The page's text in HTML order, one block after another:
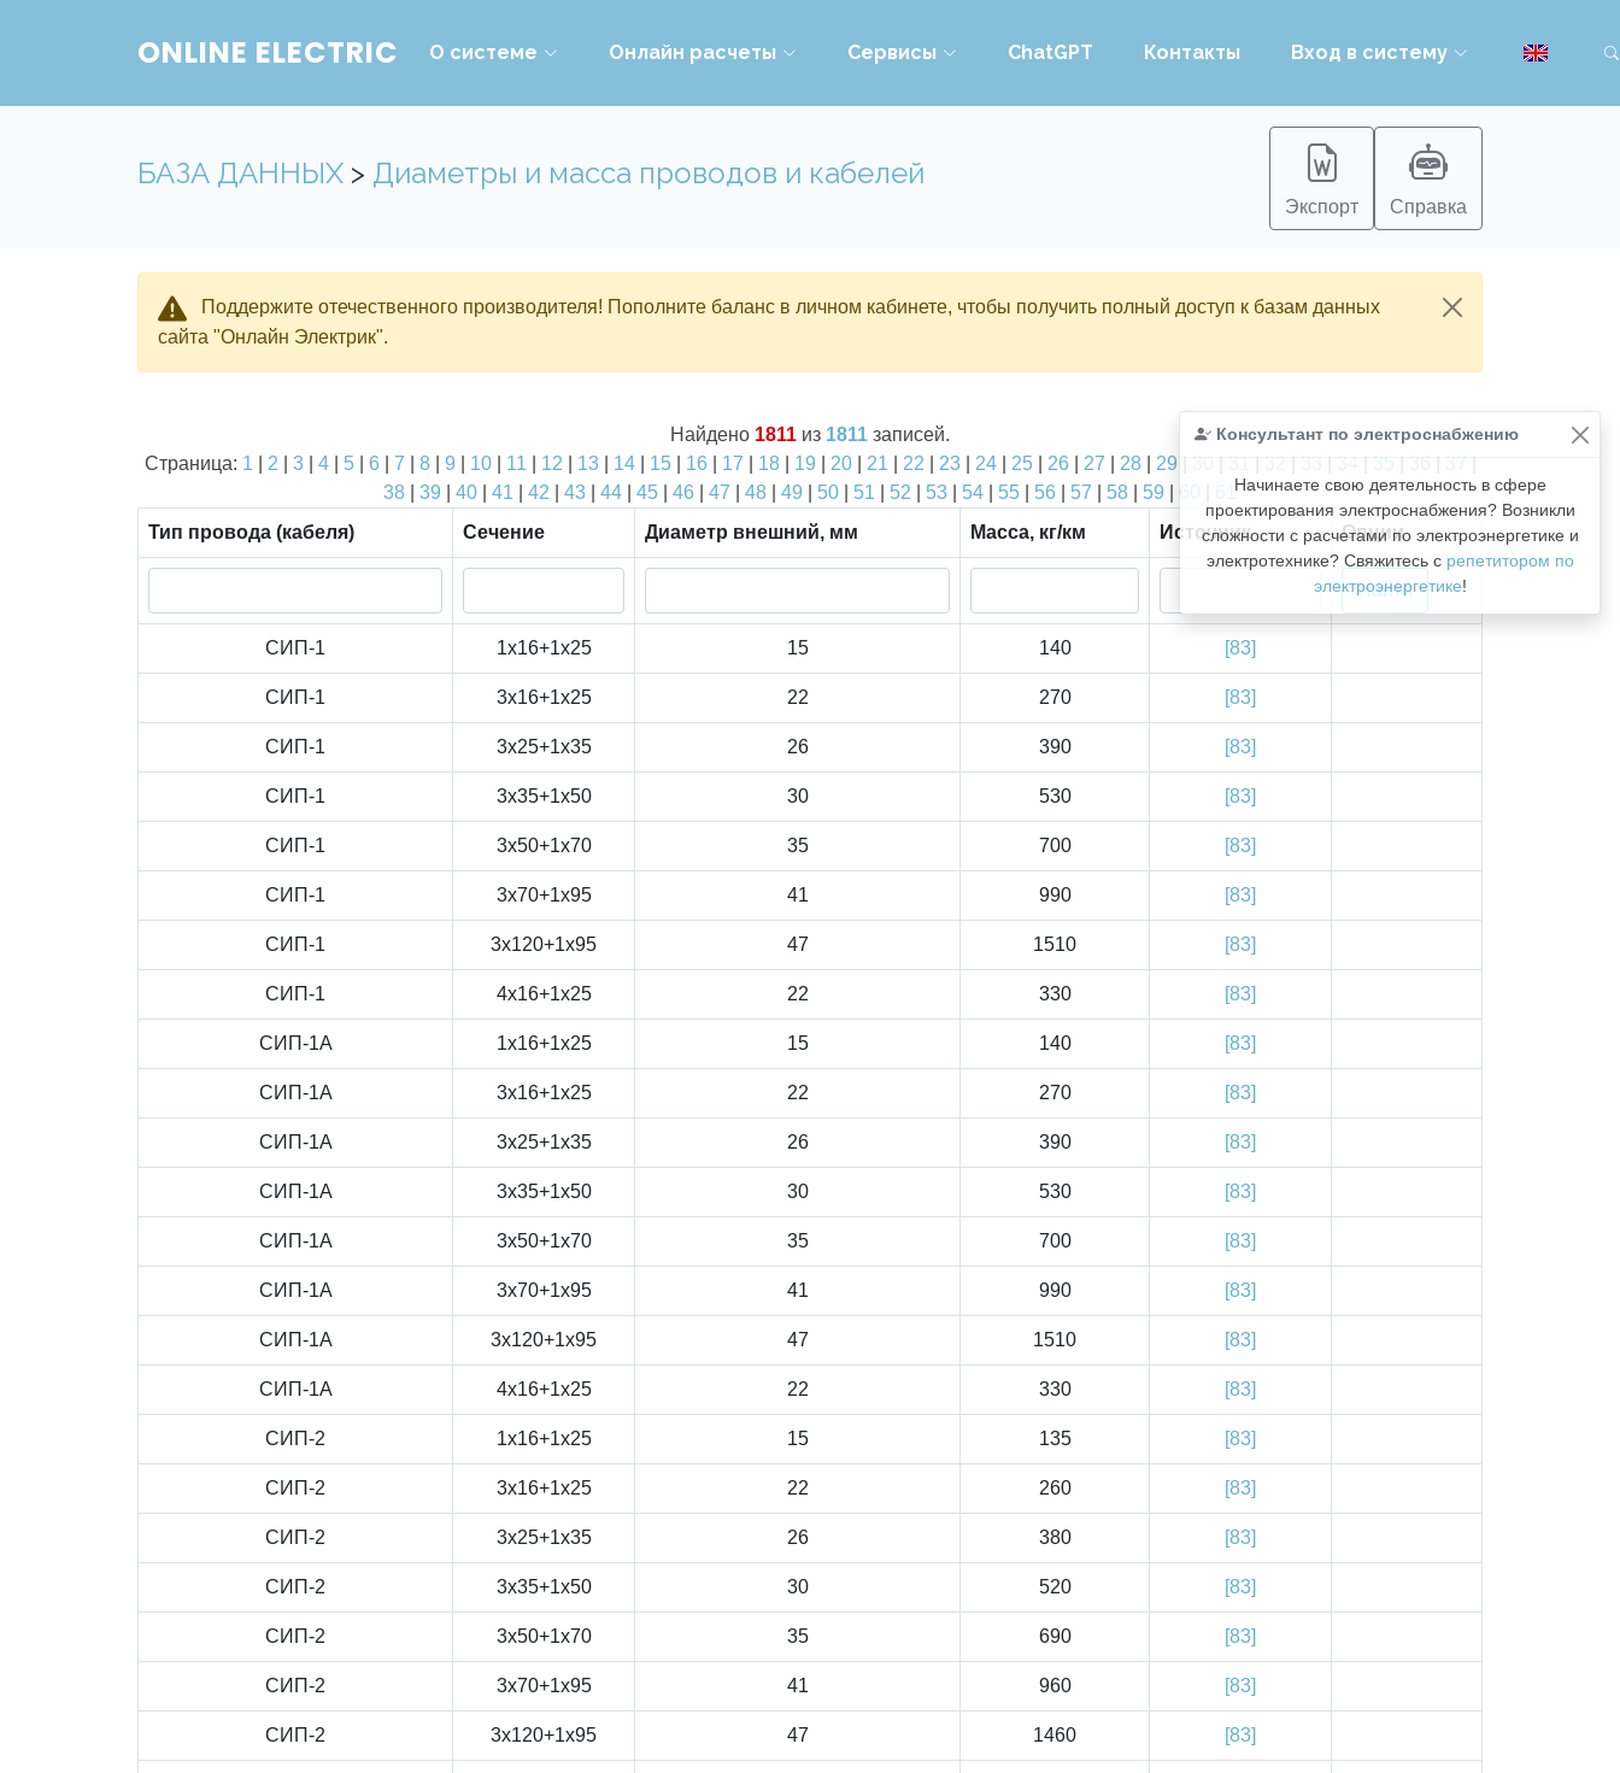
ONLINE ELECTRIC О системе Онлайн расчеты Сервисы ChatGPT Контакты Вход в систему
БАЗА ДАННЫХ > Диаметры и масса проводов и кабелей
Экспорт Справка
Поддержите отечественного производителя! Пополните баланс в личном кабинете, чтобы получить полный доступ к базам данных
сайта "Онлайн Электрик".
Консультант по электроснабжению
Начинаете свою деятельность в сфере
проектирования электроснабжения? Возникли
сложности с расчетами по электроэнергетике и
электротехнике? Свяжитесь с репетитором по
электроэнергетике!
Найдено 1811 из 1811 записей.
Страница: 1 2 3| 4| 5| 6 7 8| 9 10| 11 12 13| 14| 15| 16 17 18| 19 20| 21 22 23| 24| 25| 26 27 28| 29 | 30 | 31 | 32 | 33 | 34 | 35 | 36 | 37 |
38
39 40 41 42 43 44 45 46 47 48 49 50 51 52 53 54 55 56 57 58 59 60
61
Тип провода (кабеля)
Сечение Диаметр внешний, мм Масса, кг/км Источник Опции
СИП-1 1x16+1x25 15 140 [83]
СИП-1 3x16+1x25 22 270 [83]
СИП-1 3x25+1x35 26 390 [83]
СИП-1 3x35+1x50 30 530 [83]
СИП-1 3x50+1x70 35 700 [83]
СИП-1 3x70+1x95 41 990 [83]
СИП-1 3x120+1x95 47 1510 [83]
СИП-1 4x16+1x25 22 330 [83]
СИП-1А 1x16+1x25 15 140 [83]
СИП-1А 3x16+1x25 22 270 [83]
СИП-1А 3x25+1x35 26 390 [83]
СИП-1А 3x35+1x50 30 530 [83]
СИП-1А 3x50+1x70 35 700 [83]
СИП-1А 3x70+1x95 41 990 [83]
СИП-1А 3x120+1x95 47 1510 [83]
СИП-1А 4x16+1x25 22 330 [83]
СИП-2 1x16+1x25 15 135 [83]
СИП-2 3x16+1x25 22 260 [83]
СИП-2 3x25+1x35 26 380 [83]
СИП-2 3x35+1x50 30 520 [83]
СИП-2 3x50+1x70 35 690 [83]
СИП-2 3x70+1x95 41 960 [83]
СИП-2 3x120+1x95 47 1460 [83]